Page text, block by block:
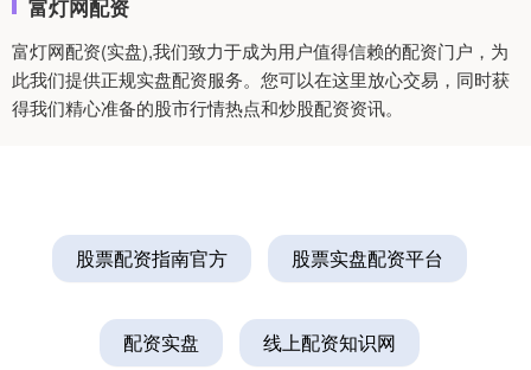
富灯网配资
富灯网配资(实盘),我们致力于成为用户值得信赖的配资门户，为
此我们提供正规实盘配资服务。您可以在这里放心交易，同时获
得我们精心准备的股市行情热点和炒股配资资讯。
股票配资指南官方 股票实盘配资平台
配资实盘 线上配资知识网